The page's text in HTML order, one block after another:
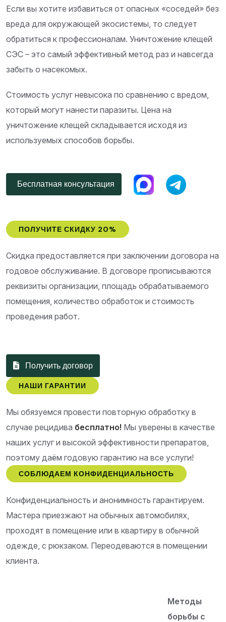
Если вы хотите избавиться от опасных «соседей» без
вреда для окружающей экосистемы, то следует
обратиться к профессионалам. Уничтожение клещей
СЭС – это самый эффективный метод раз и навсегда
забыть о насекомых.
Стоимость услуг невысока по сравнению с вредом,
который могут нанести паразиты. Цена на
уничтожение клещей складывается исходя из
используемых способов борьбы.
Бесплатная консультация
ПОЛУЧИТЕ СКИДКУ 20%
Скидка предоставляется при заключении договора на
годовое обслуживание. В договоре прописываются
реквизиты организации, площадь обрабатываемого
помещения, количество обработок и стоимость
проведения работ.
Получить договор
НАШИ ГАРАНТИИ
Мы обязуемся провести повторную обработку в
случае рецидива бесплатно! Мы уверены в качестве
наших услуг и высокой эффективности препаратов,
поэтому даём годовую гарантию на все услуги!
СОБЛЮДАЕМ КОНФИДЕНЦИАЛЬНОСТЬ
Конфиденциальность и анонимность гарантируем.
Мастера приезжают на обычных автомобилях,
проходят в помещение или в квартиру в обычной
одежде, с рюкзаком. Переодеваются в помещении
клиента.
Методы
борьбы с